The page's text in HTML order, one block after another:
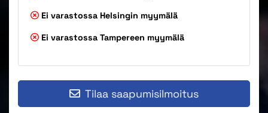
Ei varastossa Helsingin myymälä
Ei varastossa Tampereen myymälä
Tilaa saapumisilmoitus